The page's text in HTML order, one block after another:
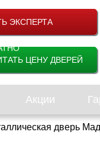
ЭКСПЕРТА
ЦЕНУ ДВЕРЕЙ
Акции
дверь